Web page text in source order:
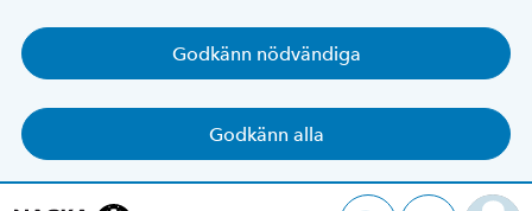
Godkänn nödvändiga
Godkänn alla